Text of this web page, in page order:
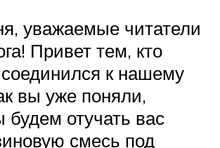
уважаемые читатели
Привет тем, кто
к нашему
вы уже поняли,
будем отучать вас
смесь под